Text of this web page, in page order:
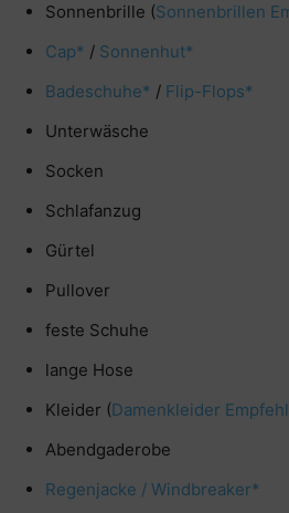
Sonnenbrille (Sonnenbrillen
Cap* / Sonnenhut*
Badeschuhe* / Flip-Flops*
Unterwäsche
Socken
Schlafanzug
Gürtel
Pullover
feste Schuhe
lange Hose
Kleider (Damenkleider
Abendgaderobe
Regenjacke / Windbreaker*